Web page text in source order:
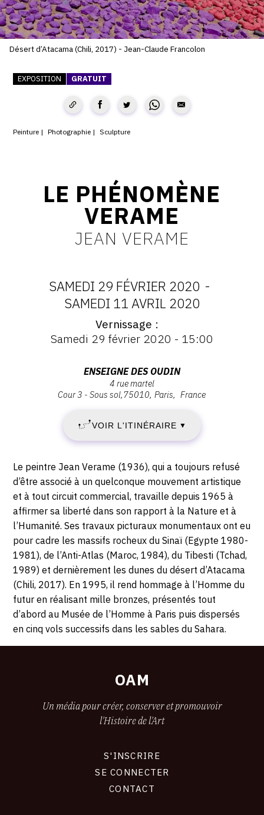
SERVICES
CRÉER SON CATALOGUE RAISONNÉ
CRÉER SON SITE ARTISTE
CRÉER SON CATALOGUE D'EXPO
PUBLIER SES EXPOSITIONS
À PROPOS
L'ÉQUIPE OAM
CONTACT
CGU
CGV
SUIVEZ-NOUS
FACEBOOK
PINTEREST
Désert d’Atacama (Chili, 2017) - Jean-Claude Francolon
EXPOSITION GRATUIT
Peinture Photographie Sculpture
LE PHÉNOMÈNE
VERAME
JEAN VERAME
DATES
:
29
2020
-
SAMEDI
11
AVRIL
2020
SAMEDI 29 FÉVRIER 2020 -
SAMEDI 11 AVRIL 2020
Vernissage
Samedi 29 février 2020 - 15:00
Enseigne
rue
Martel,
75010
Paris
ENSEIGNE DES OUDIN
4 rue martel
Cour 3 - Sous sol 75010 Paris France
VOIR L'ITINÉRAIRE ▼
Description,
horaires...
Le peintre Jean Verame (1936), qui a toujours refusé
d’être associé à un quelconque mouvement artistique
et à tout circuit commercial, travaille depuis 1965 à
affirmer sa liberté dans son rapport à la Nature et à
l’Humanité. Ses travaux picturaux monumentaux ont eu
pour cadre les massifs rocheux du Sinaï (Egypte 1980-
1981), de l’Anti-Atlas (Maroc, 1984), du Tibesti (Tchad,
1989) et dernièrement les dunes du désert d’Atacama
(Chili, 2017). En 1995, il rend hommage à l’Homme du
futur en réalisant mille bronzes, présentés tout
d’abord au Musée de l’Homme à Paris puis dispersés
en cinq vols successifs dans les sables du Sahara.
OAM
Un média pour créer, conserver et promouvoir
l'Histoire de l'Art
S'INSCRIRE
SE CONNECTER
CONTACT